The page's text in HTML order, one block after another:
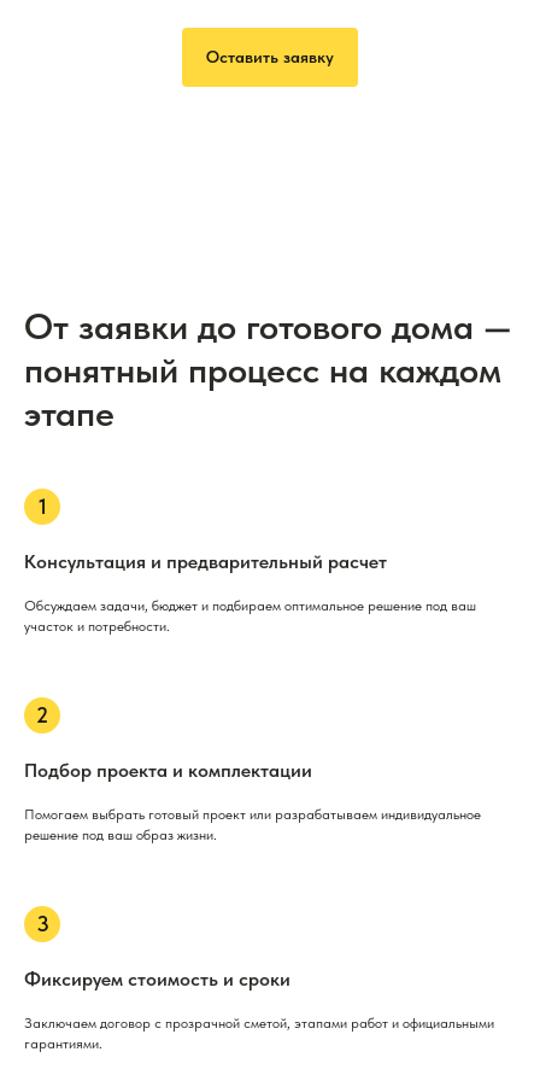
Оставить заявку
От заявки до готового дома —
понятный процесс на каждом
этапе
Консультация и предварительный расчет
Обсуждаем задачи, бюджет и подбираем оптимальное решение под ваш
участок и потребности.
Подбор проекта и комплектации
Помогаем выбрать готовый проект или разрабатываем индивидуальное
решение под ваш образ жизни.
Фиксируем стоимость и сроки
Заключаем договор с прозрачной сметой, этапами работ и официальными
гарантиями.